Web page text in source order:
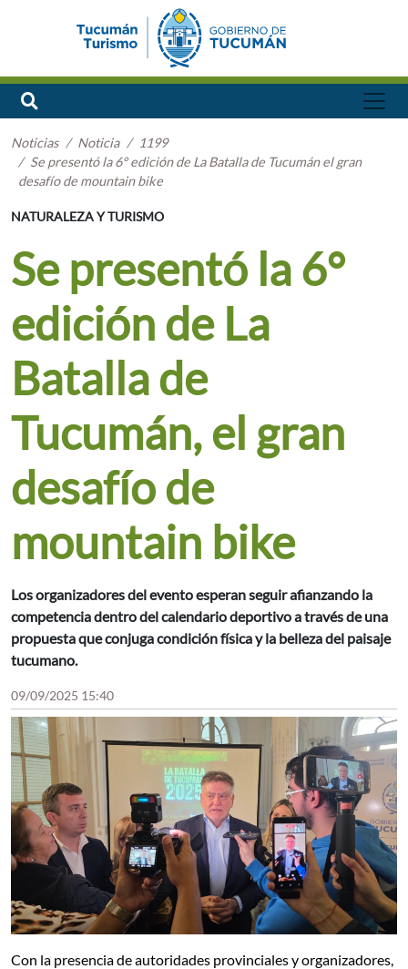
Noticias Noticia
1199
Se presentó la 6° edición de La Batalla de Tucumán el gran
desafío de mountain bike
NATURALEZA Y TURISMO
Se presentó la 6°
edición de La
Batalla de
Tucumán, el gran
desafío de
mountain bike
Los organizadores del evento esperan seguir afianzando la
competencia dentro del calendario deportivo a través de una
propuesta que conjuga condición física y la belleza del paisaje
tucumano.
09/09/2025 15:40
Con la presencia de autoridades provinciales y organizadores,